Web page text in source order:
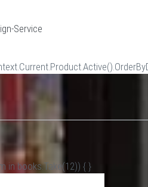
in books.Take(12)) { }